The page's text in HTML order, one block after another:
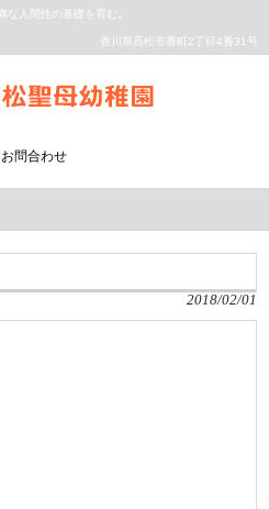
な人間性の基礎を育む。
香川県高松市番町2丁目4番31号
お問合わせ
2018/02/01